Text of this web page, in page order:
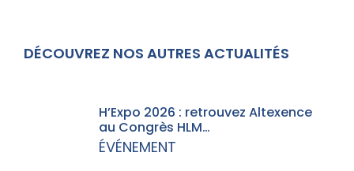
DÉCOUVREZ NOS AUTRES ACTUALITÉS
H’Expo 2026 : retrouvez Altexence
au Congrès HLM…
ÉVÉNEMENT